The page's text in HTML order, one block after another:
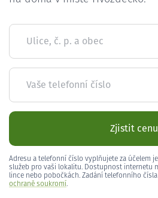
Ulice, č. p. a obec
Vaše telefonní číslo
Zjistit cenu
Adresu a telefonní číslo vyplňujete za účelem
služeb pro vaši lokalitu. Dostupnost internetu
lince nebo pobočkách. Zadání telefonního
ochraně soukromí.